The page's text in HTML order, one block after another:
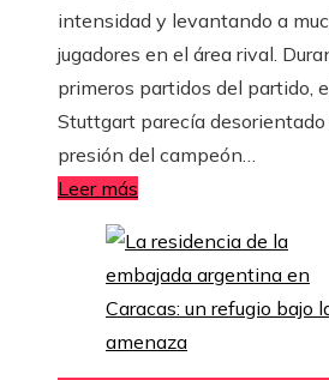
intensidad y levantando a
jugadores en el área rival.
primeros partidos del partido,
Stuttgart parecía
presión del campeón…
Leer más